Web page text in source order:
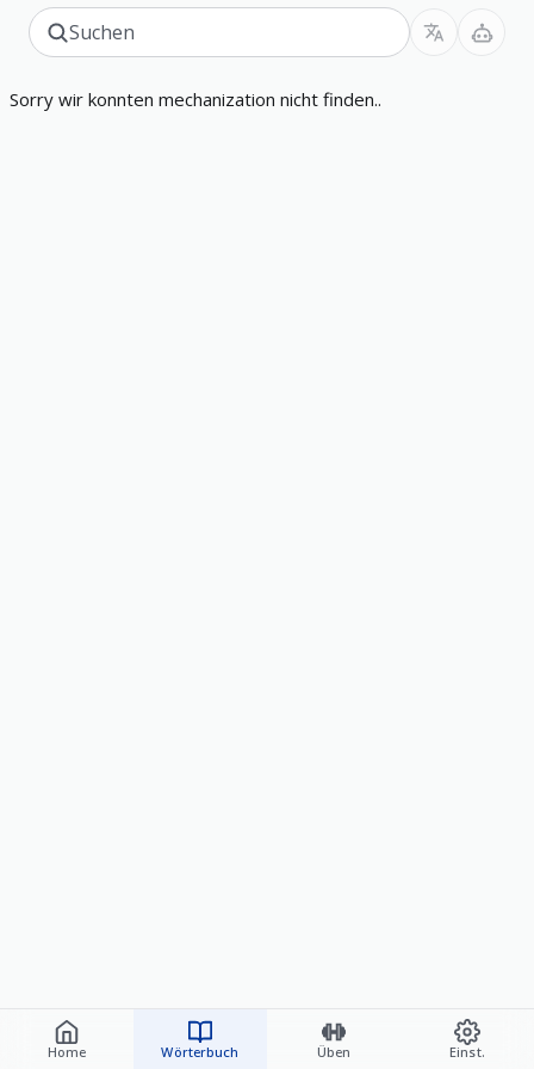
Home Wörterbuch Üben Einst.
Sorry wir konnten mechanization nicht finden..